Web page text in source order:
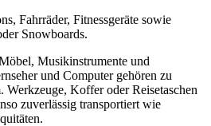
Fahrräder, Fitnessgeräte sowie
Snowboards.
Musikinstrumente und
und Computer gehören zu
Werkzeuge, Koffer oder Reisetaschen
zuverlässig transportiert wie